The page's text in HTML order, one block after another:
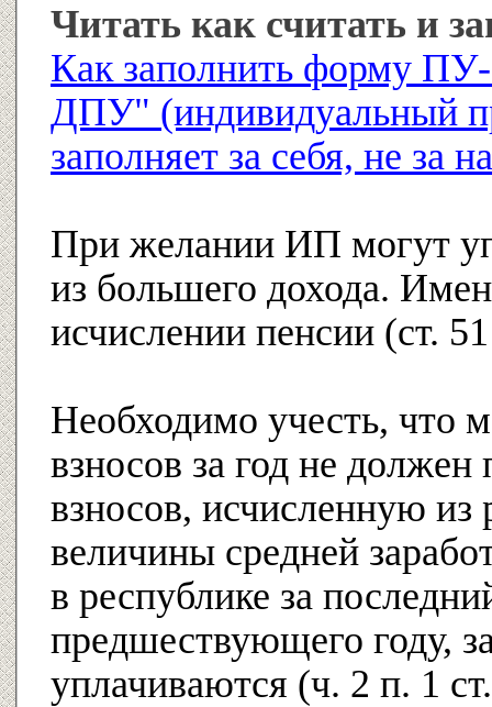
Читать как считать и
Как заполнить форму
ДПУ" (индивидуальный
заполняет за себя, не за
При желании ИП могут
из большего дохода.
исчислении пенсии (ст.
Необходимо учесть, что
взносов за год не
взносов, исчисленную из
величины средней
в республике за
предшествующего году,
уплачиваются (ч. 2 п. 1